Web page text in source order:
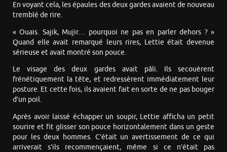
En voyant cela, les épaules des deux gardes avaient de nouveau
tremblé de rire.
« Ouais. Sajik, Mujir… pourquoi ne pas en parler dehors ? »
Quand elle avait remarqué leurs rires, Lettie était devenue
sérieuse et avait montré son pouce.
Le visage des deux gardes avait pâli. Ils secouèrent
frénétiquement la tête, et redressèrent immédiatement leur
posture. Et cette fois, ils avaient fait en sorte de ne pas bouger
d’un poil.
Après avoir laissé échapper un soupir, Lettie afficha un petit
sourire et fit glisser son pouce horizontalement dans un geste
pour les deux hommes. C’était un avertissement de ce qui
arriverait s’ils recommençaient, même si ce n’était pas